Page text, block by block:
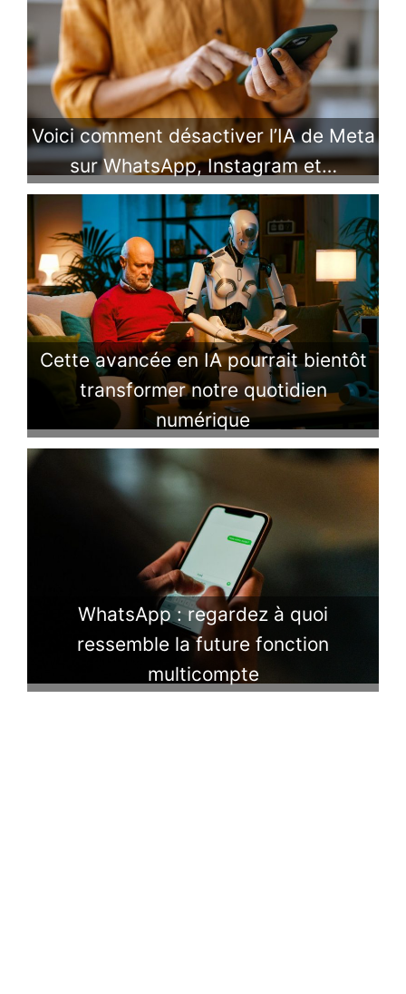
Voici comment désactiver l’IA de Meta
sur WhatsApp, Instagram et…
Cette avancée en IA pourrait bientôt
transformer notre quotidien
numérique
WhatsApp : regardez à quoi
ressemble la future fonction
multicompte